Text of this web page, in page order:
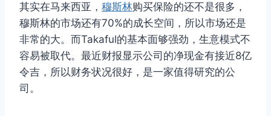
其实在马来西亚， 穆斯林购买保险的还不是很多，
穆斯林的市场还有70%的成长空间，所以市场还是
非常的大。而Takaful的基本面够强劲，生意模式不
容易被取代。最近财报显示公司的净现金有接近8亿
令吉，所以财务状况很好，是一家值得研究的公
司。